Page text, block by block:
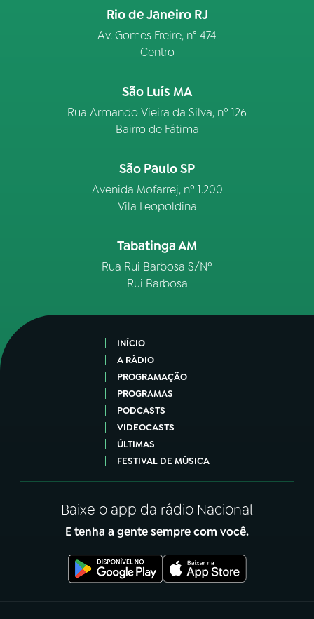
Rio de Janeiro RJ
Av. Gomes Freire, n° 474
Centro
São Luís MA
Rua Armando Vieira da Silva, nº 126
Bairro de Fátima
São Paulo SP
Avenida Mofarrej, nº 1.200
Vila Leopoldina
Tabatinga AM
Rua Rui Barbosa S/Nº
Rui Barbosa
INÍCIO
A RÁDIO
PROGRAMAÇÃO
PROGRAMAS
PODCASTS
VIDEOCASTS
ÚLTIMAS
FESTIVAL DE MÚSICA
Baixe o app da rádio Nacional
E tenha a gente sempre com você.